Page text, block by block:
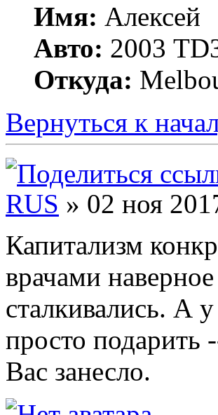
Имя: Алексей
Авто: 2003
Откуда:
Вернуться к
RUS » 02 ноя
Капитализм
врачами
сталкивались. А
просто
Вас занесло.